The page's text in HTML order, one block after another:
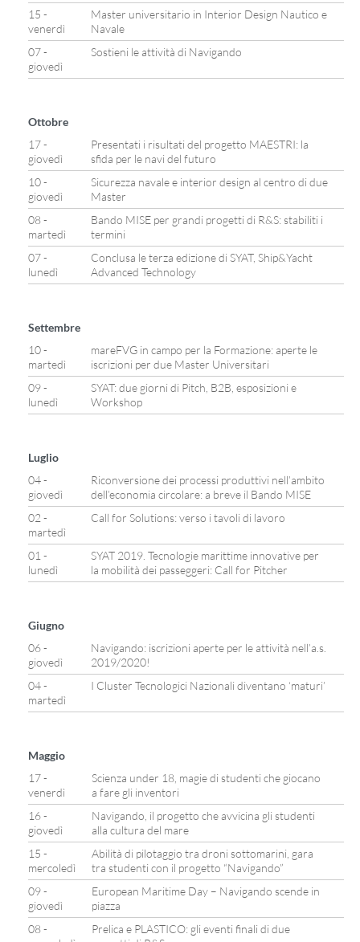
15 -
venerdì
Master universitario in Interior Design Nautico e
Navale
07 -
giovedì
Sostieni le attività di Navigando
Ottobre
17 -
giovedì
Presentati i risultati del progetto MAESTRI: la
sfida per le navi del futuro
10 -
giovedì
Sicurezza navale e interior design al centro di due
Master
08 -
martedì
Bando MISE per grandi progetti di R&S: stabiliti i
termini
07 -
lunedì
Conclusa le terza edizione di SYAT, Ship&Yacht
Advanced Technology
Settembre
10 -
martedì
mareFVG in campo per la Formazione: aperte le
iscrizioni per due Master Universitari
09 -
lunedì
SYAT: due giorni di Pitch, B2B, esposizioni e
Workshop
Luglio
04 -
giovedì
Riconversione dei processi produttivi nell’ambito
dell’economia circolare: a breve il Bando MISE
02 -
martedì
Call for Solutions: verso i tavoli di lavoro
01 -
lunedì
SYAT 2019. Tecnologie marittime innovative per
la mobilità dei passeggeri: Call for Pitcher
Giugno
06 -
giovedì
Navigando: iscrizioni aperte per le attività nell’a.s.
2019/2020!
04 -
martedì
I Cluster Tecnologici Nazionali diventano ‘maturi’
Maggio
17 -
venerdì
Scienza under 18, magie di studenti che giocano
a fare gli inventori
16 -
giovedì
Navigando, il progetto che avvicina gli studenti
alla cultura del mare
15 -
mercoledì
Abilità di pilotaggio tra droni sottomarini, gara
tra studenti con il progetto “Navigando”
09 -
giovedì
European Maritime Day – Navigando scende in
piazza
08 -
Prelica e PLASTICO: gli eventi finali di due